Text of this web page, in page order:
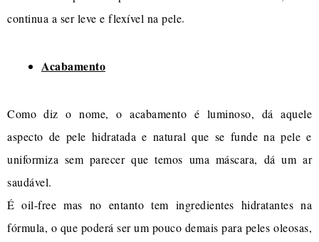
continua a ser leve e flexível na pele.
Acabamento
Como diz o nome, o acabamento é luminoso, dá aquele
aspecto de pele hidratada e natural que se funde na pele e
uniformiza sem parecer que temos uma máscara, dá um ar
saudável.
É oil-free mas no entanto tem ingredientes hidratantes na
fórmula, o que poderá ser um pouco demais para peles oleosas,